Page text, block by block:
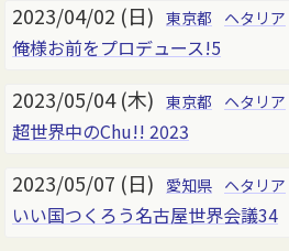
2023/04/02 (日) 東京都 ヘタリア
俺様お前をプロデュース!5
2023/05/04 (木) 東京都 ヘタリア
超世界中のChu!! 2023
2023/05/07 (日) 愛知県 ヘタリア
いい国つくろう名古屋世界会議34